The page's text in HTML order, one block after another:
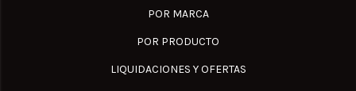
POR MARCA
POR PRODUCTO
LIQUIDACIONES Y OFERTAS